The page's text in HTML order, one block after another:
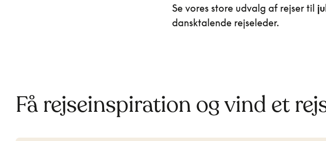
Se vores store udvalg af rejser til
dansktalende rejseleder.
Få rejseinspiration og vind et